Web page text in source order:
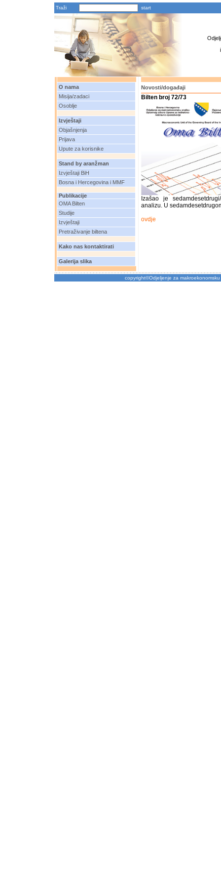
Traži
O nama
Misija/zadaci
Osoblje
Izvještaji
Objašnjenja
Prijava
Upute za korisnike
Stand by aranžman
Izvještaji BiH
Bosna i Hercegovina i MMF
Publikacije
OMA Bilten
Studije
Izvještaji
Pretraživanje biltena
Kako nas kontaktirati
Galerija slika
Novosti/događaji
Bilten broj 72/73
Izašao je
analizu. U
ovdje
copyright©Odjeljenje za